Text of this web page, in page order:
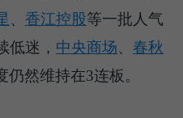
、 香江控股等一批人气
低迷， 中央商场、 春秋
然维持在3连板。